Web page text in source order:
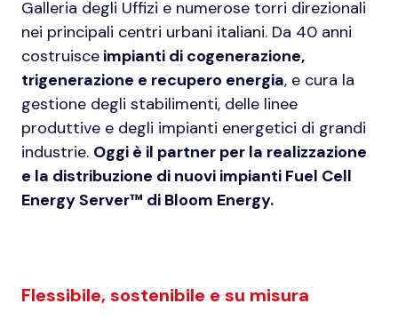
Galleria degli Uffizi e numerose torri direzionali
nei principali centri urbani italiani. Da 40 anni
costruisce impianti di cogenerazione,
trigenerazione e recupero energia, e cura la
gestione degli stabilimenti, delle linee
produttive e degli impianti energetici di grandi
industrie. Oggi è il partner per la realizzazione
e la distribuzione di nuovi impianti Fuel Cell
Energy Server™ di Bloom Energy.
Flessibile, sostenibile e su misura